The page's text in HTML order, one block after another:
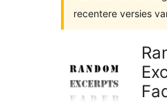
recentere versies